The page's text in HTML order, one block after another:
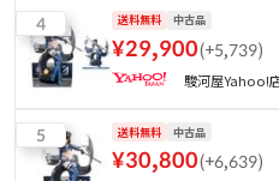
4 送料無料 中古品
¥29,900(+5,739)
駿河屋Yahoo!
5 送料無料 中古品
¥30,800(+6,639)